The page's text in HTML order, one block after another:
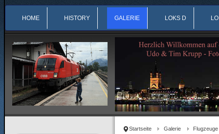
HOME HISTORY GALERIE LOKS D
Startseite Galerie Flugzeuge